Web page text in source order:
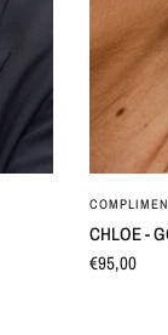
CHLOE -
€95,00